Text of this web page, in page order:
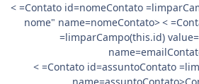
< =Contato id=nomeContato
nome" name=nomeContato><
=limparCampo(this.id)
< =Contato id=assuntoContato